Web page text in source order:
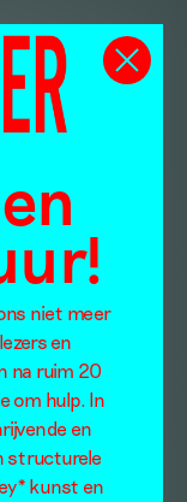
niet meer
en
na ruim 20
om hulp. In
en
structurele
kunst en